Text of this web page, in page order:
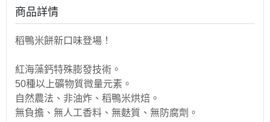
商品詳情
稻鴨米餅新口味登場！
紅海藻鈣特殊膨發技術。
50種以上礦物質微量元素。
自然農法、非油炸、稻鴨米烘焙。
無負擔、無人工香料、無麩質、無防腐劑。